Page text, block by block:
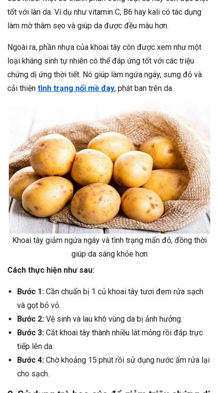
tốt với làn da. Ví dụ như vitamin C, B6 hay kali có tác dụng
làm mờ thâm sẹo và giúp da được đều màu hơn.
Ngoài ra, phần nhựa của khoai tây còn được xem như một
loại kháng sinh tự nhiên có thể đáp ứng tốt với các triệu
chứng dị ứng thời tiết. Nó giúp làm ngứa ngáy, sưng đỏ và
cải thiện tình trạng nổi mề đay, phát ban trên da.
Khoai tây giảm ngứa ngáy và tình trạng mẩn đỏ, đồng thời
giúp da sáng khỏe hơn
Cách thực hiện như sau:
Bước 1: Cần chuẩn bị 1 củ khoai tây tươi đem rửa sạch
và gọt bỏ vỏ.
Bước 2: Vệ sinh và lau khô vùng da bị ảnh hưởng.
Bước 3: Cắt khoai tây thành nhiều lát mỏng rồi đắp trực
tiếp lên da.
Bước 4: Chờ khoảng 15 phút rồi sử dụng nước ấm rửa lại
cho sạch.